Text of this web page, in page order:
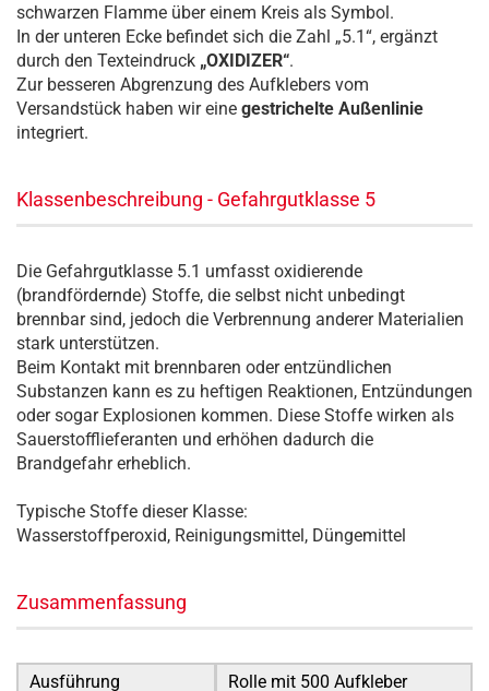
schwarzen Flamme über einem Kreis als Symbol.
In der unteren Ecke befindet sich die Zahl „5.1“, ergänzt
durch den Texteindruck „OXIDIZER“.
Zur besseren Abgrenzung des Aufklebers vom
Versandstück haben wir eine gestrichelte Außenlinie
integriert.
Klassenbeschreibung - Gefahrgutklasse 5
Die Gefahrgutklasse 5.1 umfasst oxidierende
(brandfördernde) Stoffe, die selbst nicht unbedingt
brennbar sind, jedoch die Verbrennung anderer Materialien
stark unterstützen.
Beim Kontakt mit brennbaren oder entzündlichen
Substanzen kann es zu heftigen Reaktionen, Entzündungen
oder sogar Explosionen kommen. Diese Stoffe wirken als
Sauerstofflieferanten und erhöhen dadurch die
Brandgefahr erheblich.
Typische Stoffe dieser Klasse:
Wasserstoffperoxid, Reinigungsmittel, Düngemittel
Zusammenfassung
Ausführung Rolle mit 500 Aufkleber